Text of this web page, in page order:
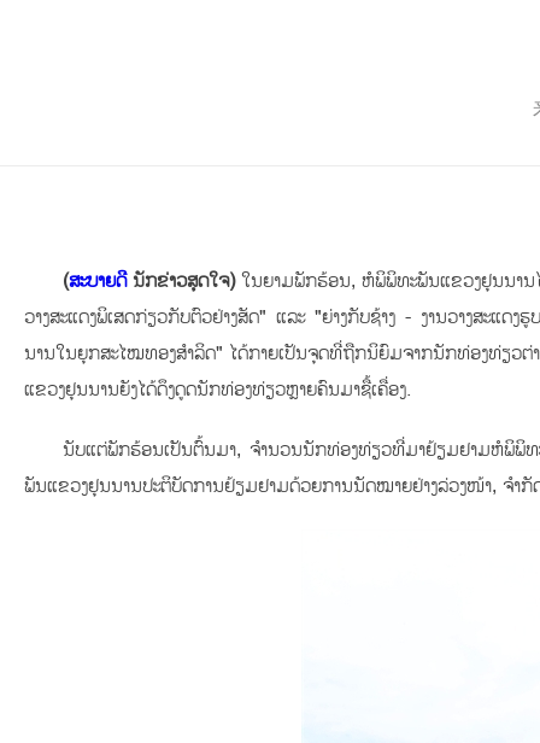
(ສະບາຍດີນັກຂ່າວສຸດໃຈ)ໃນຍາມພັກຮ້ອນ, ຫໍພິພິທະພັນແຂວງຢຸນນານ
ວາງສະແດງພິເສດກ່ຽວກັບຕົວຢ່າງສັດ" ແລະ "ຍ່າງກັບຊ້າງ - ງານວາງສະແດ
ນານໃນຍຸກສະໄໝທອງສຳລິດ" ໄດ້ກາຍເປັນຈຸດທີ່ຖືກນິຍົມຈາກນັກທ່ອງທ່ຽວຕ່
ແຂວງຢຸນນານຍັງໄດ້ດຶງດູດນັກທ່ອງທ່ຽວຫຼາຍຄົນມາຊື້ເຄື່ອງ.
ນັບແຕ່ພັກຮ້ອນເປັນຕົ້ນມາ, ຈຳນວນນັກທ່ອງທ່ຽວທີ່ມາຢ້ຽມຢາມຫໍພິພິ
ພັນແຂວງຢຸນນານປະຕິບັດການຢ້ຽມຢາມດ້ວຍການນັດໝາຍຢ່າງລ່ວງໜ້າ, ຈຳ